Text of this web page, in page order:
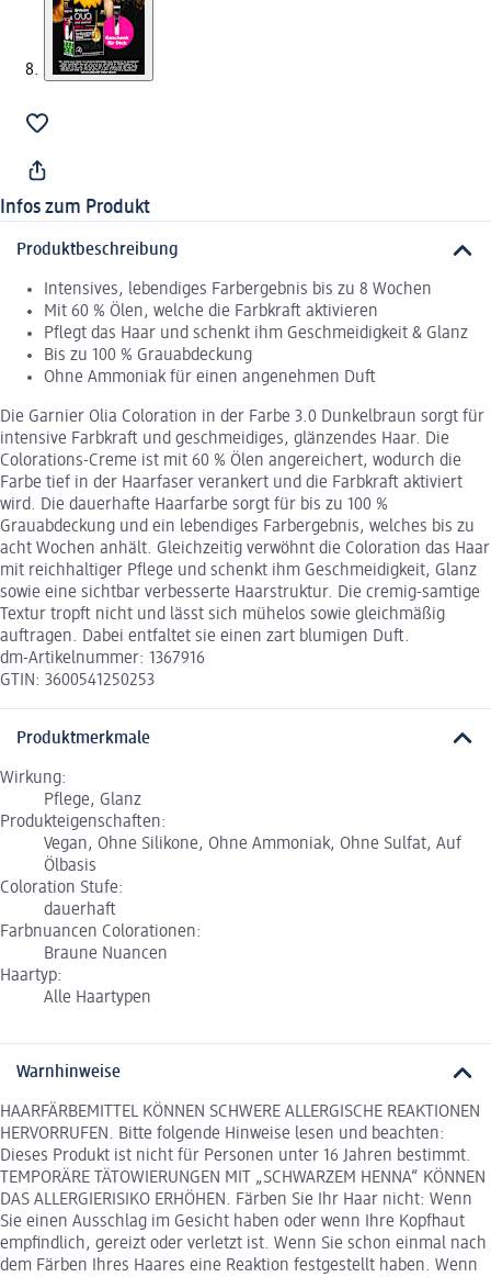
Infos zum Produkt
Produktbeschreibung
Intensives, lebendiges Farbergebnis bis zu 8 Wochen
Mit 60 % Ölen, welche die Farbkraft aktivieren
Pflegt das Haar und schenkt ihm Geschmeidigkeit & Glanz
Bis zu 100 % Grauabdeckung
Ohne Ammoniak für einen angenehmen Duft
Die Garnier Olia Coloration in der Farbe 3.0 Dunkelbraun sorgt für
intensive Farbkraft und geschmeidiges, glänzendes Haar. Die
Colorations-Creme ist mit 60 % Ölen angereichert, wodurch die
Farbe tief in der Haarfaser verankert und die Farbkraft aktiviert
wird. Die dauerhafte Haarfarbe sorgt für bis zu 100 %
Grauabdeckung und ein lebendiges Farbergebnis, welches bis zu
acht Wochen anhält. Gleichzeitig verwöhnt die Coloration das Haar
mit reichhaltiger Pflege und schenkt ihm Geschmeidigkeit, Glanz
sowie eine sichtbar verbesserte Haarstruktur. Die cremig-samtige
Textur tropft nicht und lässt sich mühelos sowie gleichmäßig
auftragen. Dabei entfaltet sie einen zart blumigen Duft.
dm-Artikelnummer: 1367916
GTIN: 3600541250253
Produktmerkmale
Wirkung:
Pflege, Glanz
Produkteigenschaften:
Vegan, Ohne Silikone, Ohne Ammoniak, Ohne Sulfat, Auf
Ölbasis
Coloration Stufe:
dauerhaft
Farbnuancen Colorationen:
Braune Nuancen
Haartyp:
Alle Haartypen
Warnhinweise
HAARFÄRBEMITTEL KÖNNEN SCHWERE ALLERGISCHE REAKTIONEN
HERVORRUFEN. Bitte folgende Hinweise lesen und beachten:
Dieses Produkt ist nicht für Personen unter 16 Jahren bestimmt.
TEMPORÄRE TÄTOWIERUNGEN MIT „SCHWARZEM HENNA“ KÖNNEN
DAS ALLERGIERISIKO ERHÖHEN. Färben Sie Ihr Haar nicht: Wenn
Sie einen Ausschlag im Gesicht haben oder wenn Ihre Kopfhaut
empfindlich, gereizt oder verletzt ist. Wenn Sie schon einmal nach
dem Färben Ihres Haares eine Reaktion festgestellt haben. Wenn